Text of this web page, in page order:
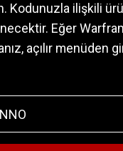
Kodunuzla ilişkili
Eğer
açılır menüden